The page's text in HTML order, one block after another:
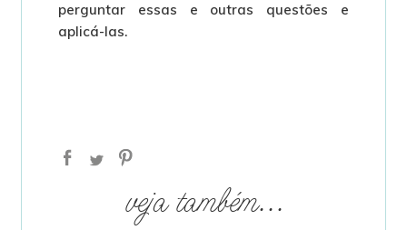
perguntar essas e outras questões e
aplicá-las.
veja também...